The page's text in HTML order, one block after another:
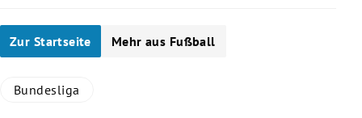
Zur Startseite Mehr aus Fußball
Bundesliga